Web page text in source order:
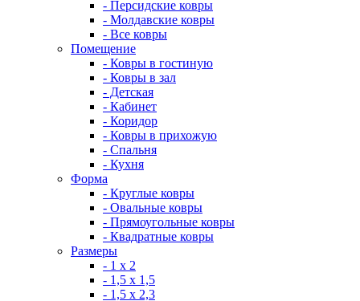
- Персидские ковры
- Молдавские ковры
- Все ковры
Помещение
- Ковры в гостиную
- Ковры в зал
- Детская
- Кабинет
- Коридор
- Ковры в прихожую
- Спальня
- Кухня
Форма
- Круглые ковры
- Овальные ковры
- Прямоугольные ковры
- Квадратные ковры
Размеры
- 1 х 2
- 1,5 х 1,5
- 1,5 х 2,3